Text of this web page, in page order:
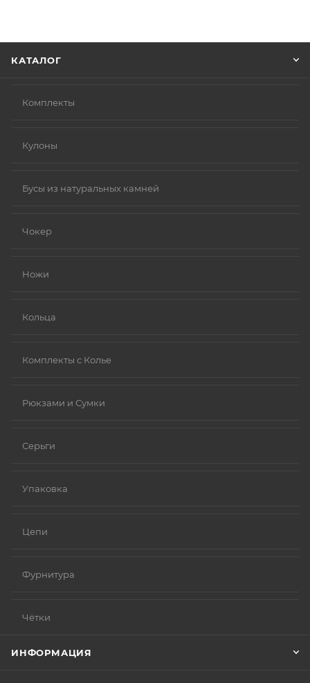
КАТАЛОГ
Комплекты
Кулоны
Бусы из натуральных камней
Чокер
Ножи
Кольца
Комплекты с Колье
Рюкзами и Сумки
Серьги
Упаковка
Цепи
Фурнитура
Чётки
ИНФОРМАЦИЯ